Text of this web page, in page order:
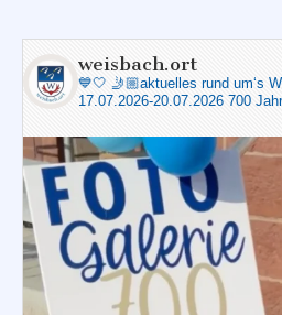
weisbach.ort
💙🤍 🤳🏼aktuelles rund um‘s
17.07.2026-20.07.2026 700